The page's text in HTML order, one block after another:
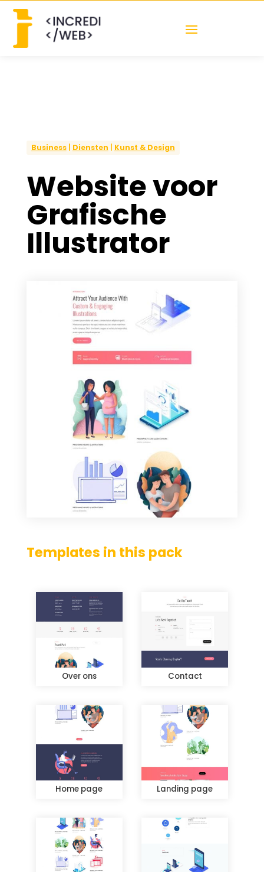
Business| Diensten Kunst & Design
Website voor
Grafische
Illustrator
Templates in this pack
Over ons Contact
Home page Landing page